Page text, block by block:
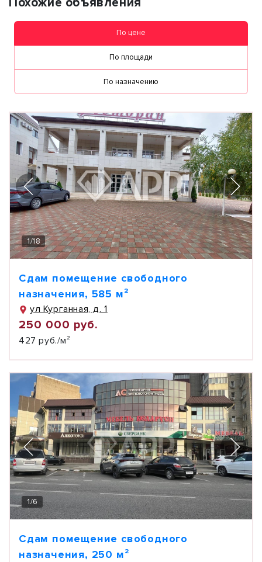
По цене
По площади
По назначению
1/18
Сдам помещение свободного
назначения, 585 м²
ул Курганная, д. 1
250 000 руб.
427 руб./м²
1/6
Сдам помещение свободного
назначения, 250 м²